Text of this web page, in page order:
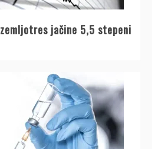
jačine 5,5 stepeni